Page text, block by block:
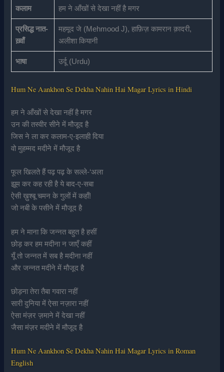
कलाम हम ने आँखों से देखा नहीं है मगर
प्रसिद्ध नात-
ख़्वाँ
महमूद जे (Mehmood J), हाफ़िज़ कामरान क़ादरी,
अलीशा कियानी
भाषा उर्दू (Urdu)
Hum Ne Aankhon Se Dekha Nahin Hai Magar Lyrics in Hindi
हम ने आँखों से देखा नहीं है मगर
उन की तस्वीर सीने में मौजूद है
जिस ने ला कर कलाम-ए-इलाही दिया
वो मुहम्मद मदीने में मौजूद है
फूल खिलते हैं पढ़ पढ़ के सल्ले-‘अला
झूम कर कह रही है ये बाद-ए-सबा
ऐसी ख़ुश्बू चमन के गुलों में कहाँ!
जो नबी के पसीने में मौजूद है
हम ने माना कि जन्नत बहुत है हसीं
छोड़ कर हम मदीना न जाएँ कहीं
यूँ तो जन्नत में सब है मदीना नहीं
और जन्नत मदीने में मौजूद है
छोड़ना तेरा तैबा गवारा नहीं
सारी दुनिया में ऐसा नज़ारा नहीं
ऐसा मंज़र ज़माने में देखा नहीं
जैसा मंज़र मदीने में मौजूद है
Hum Ne Aankhon Se Dekha Nahin Hai Magar Lyrics in Roman
English